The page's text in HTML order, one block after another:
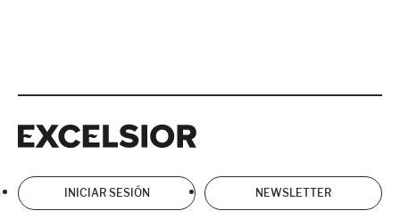
INICIAR SESIÓN NEWSLETTER